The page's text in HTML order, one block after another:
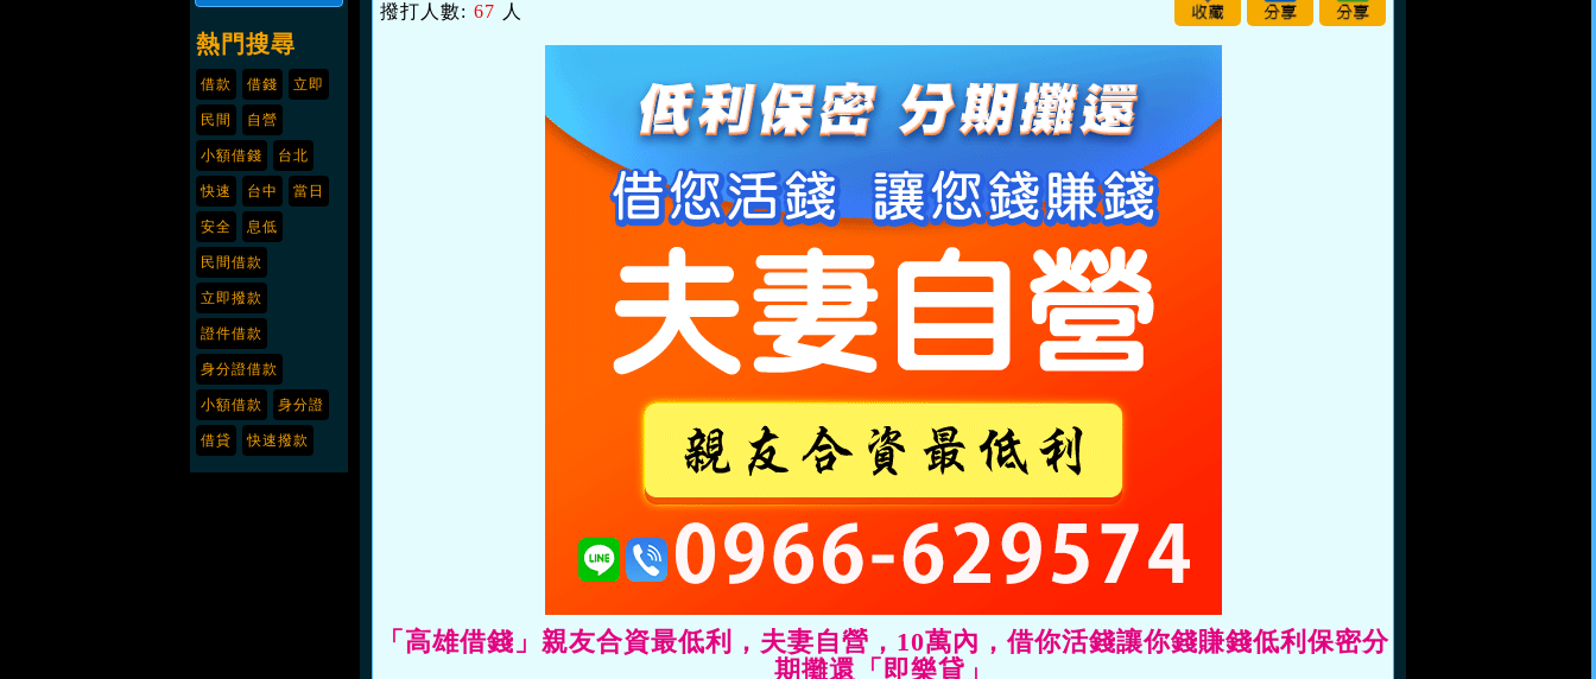
熱門搜尋
借款 借錢 立即
民間 自營
小額借錢 台北
快速 台中 當日
安全 息低
民間借款
立即撥款
證件借款
身分證借款
小額借款 身分證
借貸 快速撥款
撥打人數: 67 人
「高雄借錢」親友合資最低利，夫妻自營，10萬內，借你活錢讓你錢賺錢低利保密分
期攤還「即樂貸」